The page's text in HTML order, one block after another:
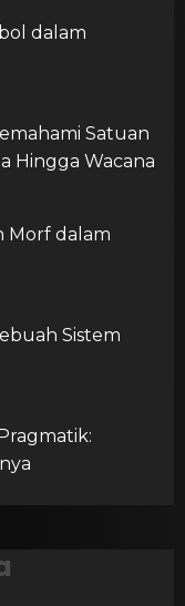
dalam
Satuan
Hingga Wacana
Morf dalam
Sistem